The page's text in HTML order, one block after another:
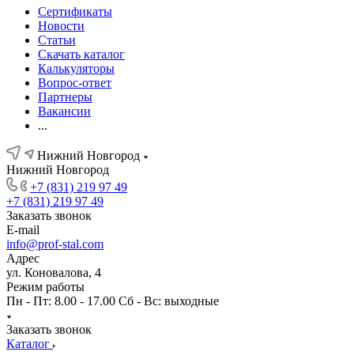
Сертификаты
Новости
Статьи
Скачать каталог
Калькуляторы
Вопрос-ответ
Партнеры
Вакансии
...
Нижний Новгород
Нижний Новгород
+7 (831) 219 97 49
+7 (831) 219 97 49
Заказать звонок
E-mail
info@prof-stal.com
Адрес
ул. Коновалова, 4
Режим работы
Пн - Пт: 8.00 - 17.00 Сб - Вс: выходные
Заказать звонок
Каталог